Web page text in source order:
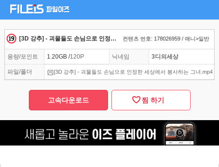
[3D 강추] - 괴물들도 손님으로 인정한 세상에서 봉사하는 그녀 컨텐츠 번호: 178026959 / 애니>일반
용량/포인트 1.20GB /120P 닉네임 3디의세상
파일/폴더 [3D 강추] - 괴물들도 손님으로 인정한 세상에서 봉사하는 그녀.mp4
고속다운로드 찜 하기